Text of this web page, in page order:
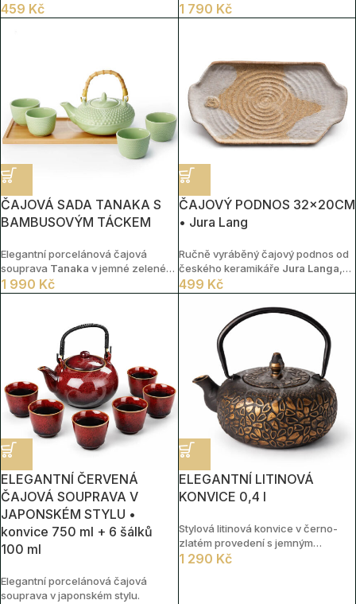
vytvořená metodou
keramiky
. Miska má objem cca150
459 Kč
že bambus je přírodní ale hlavně
rychle obnovitelná surovina.
1 790 Kč
ČAJOVÁ SADA TANAKA S
BAMBUSOVÝM TÁCKEM
Elegantní porcelánová čajová
souprava Tanaka v jemné zelené
barvě s reliéfním povrchem. Sada
obsahuje konvičku o objemu0,6 ls
a bambusový tác o
31 × 16 cm
. Krásná
souprava pro domácí čajový rituál,
posezení s přáteli i jako vkusný
dárek pro milovníky čaje.
1 990 Kč
ČAJOVÝ PODNOS 32x20CM
• Jura Lang
Ručně vyráběný čajový podnos od
českého keramikáře Jura Langa
vytvořený metodou
keramiky. Podnos má rozměry
499 Kč
ELEGANTNÍ ČERVENÁ
ČAJOVÁ SOUPRAVA V
JAPONSKÉM STYLU •
konvice 750 ml + 6 šálků
100 ml
Elegantní porcelánová čajová
souprava v japonském stylu.
ELEGANTNÍ LITINOVÁ
KONVICE 0,4 l
Stylová litinová konvice v černo-
zlatém provedení s jemným
reliéfem srdcí. Díky smaltovanému
1 290 Kč